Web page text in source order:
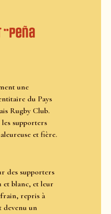
une
du Pays
Rugby Club.
supporters
et fière.
des supporters
et blanc, et leur
repris à
devenu un